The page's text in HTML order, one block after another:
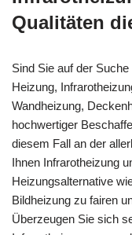
Qualitäten
Sind Sie auf der
Heizung,
Wandheizung,
hochwertiger
diesem Fall an der
Ihnen Infrarotheizung
Heizungsalternative
Bildheizung zu fairen
Überzeugen Sie sich